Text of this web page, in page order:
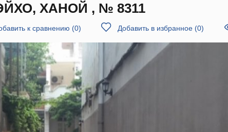
ХАНОЙ , № 8311
к сравнению (0) Добавить в избранное (0)